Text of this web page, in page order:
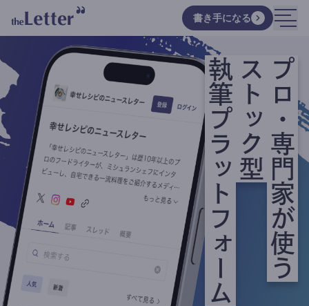
書き手になる
プロ・専門家が使う
ストック型
執筆プラットフォーム